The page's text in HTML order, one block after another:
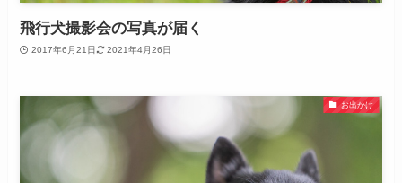
飛行犬撮影会の写真が届く
2017年6月21日 2021年4月26日
お出かけ